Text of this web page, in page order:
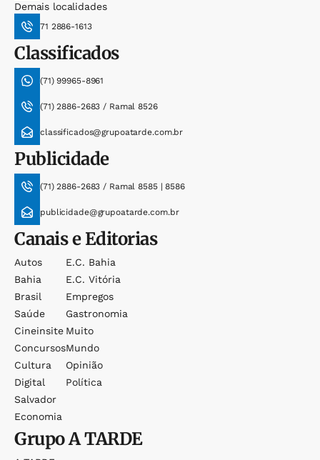
Demais localidades
71 2886-1613
Classificados
(71) 99965-8961
(71) 2886-2683 / Ramal 8526
classificados@grupoatarde.com.br
Publicidade
(71) 2886-2683 / Ramal 8585 | 8586
publicidade@grupoatarde.com.br
Canais e Editorias
Autos
Bahia
Brasil
Saúde
Cineinsite
Concursos
Cultura
Digital
Salvador
Economia
E.c. Bahia
E.c. Vitória
Empregos
Gastronomia
Muito
Mundo
Opinião
Política
GrupoA TARDE